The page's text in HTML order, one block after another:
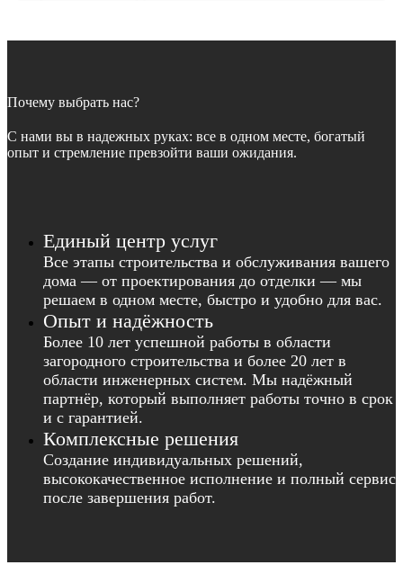
Почему выбрать нас?
С нами вы в надежных руках: все в одном месте, богатый
опыт и стремление превзойти ваши ожидания.
Единый центр услуг
Все этапы строительства и обслуживания вашего
дома — от проектирования до отделки — мы
решаем в одном месте, быстро и удобно для вас.
Опыт и надёжность
Более 10 лет успешной работы в области
загородного строительства и более 20 лет в
области инженерных систем. Мы надёжный
партнёр, который выполняет работы точно в срок
и с гарантией.
Комплексные решения
Создание индивидуальных решений,
высококачественное исполнение и полный сервис
после завершения работ.